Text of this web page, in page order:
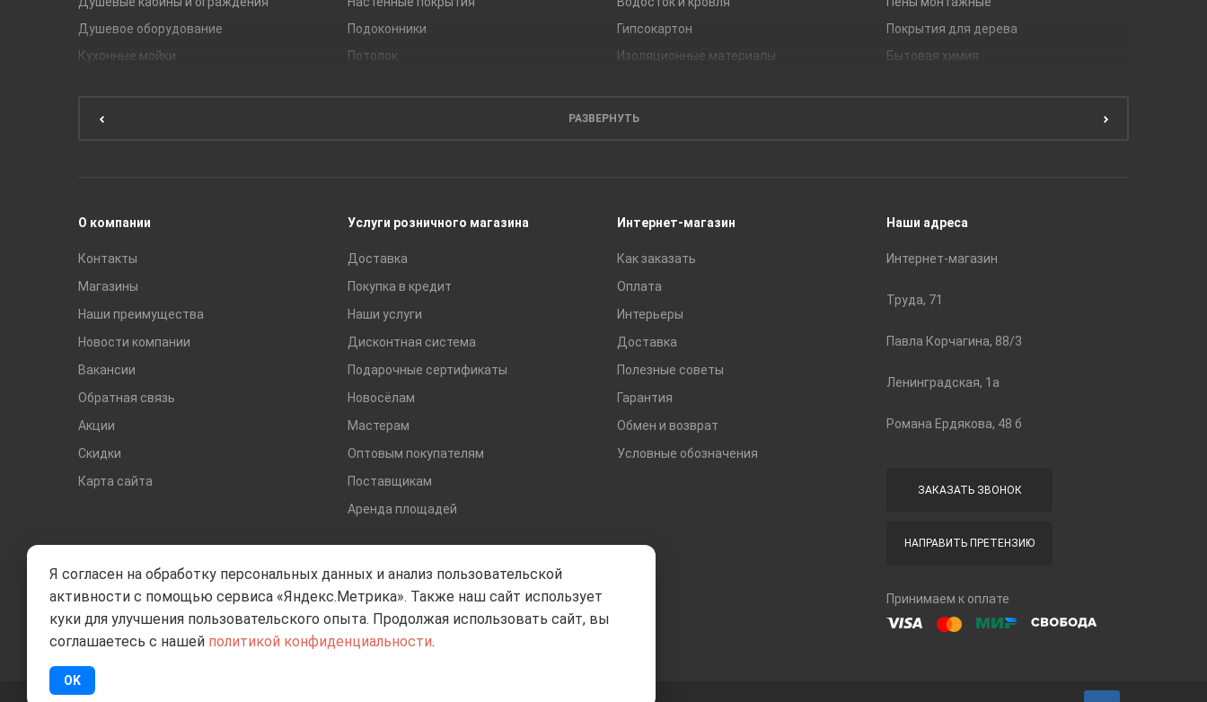
Душевое оборудование
Кухонные мойки
Подоконники
Потолок
Гипсокартон
Изоляционные материалы
Сухие смеси
Покрытия для дерева
Бытовая химия
РАЗВЕРНУТЬ
О компании
Контакты
Магазины
Наши преимущества
Новости компании
Вакансии
Обратная связь
Акции
Скидки
Карта сайта
Услуги розничного магазина
Доставка
Покупка в кредит
Наши услуги
Дисконтная система
Подарочные сертификаты
Новосёлам
Мастерам
Оптовым покупателям
Поставщикам
Аренда площадей
Интернет-магазин
Как заказать
Оплата
Интерьеры
Доставка
Полезные советы
Гарантия
Обмен и возврат
Условные обозначения
Наши адреса
Интернет-магазин
Труда, 71
Павла Корчагина, 88/3
Ленинградская, 1а
Романа Ердякова, 48 б
ЗАКАЗАТЬ ЗВОНОК
НАПРАВИТЬ ПРЕТЕНЗИЮ
Принимаем к оплате
Я согласен на обработку персональных данных и анализ пользовательской
активности с помощью сервиса «Яндекс.Метрика». Также наш сайт использует
куки для улучшения пользовательского опыта. Продолжая использовать сайт, вы
соглашаетесь с нашей политикой конфиденциальности.
OK